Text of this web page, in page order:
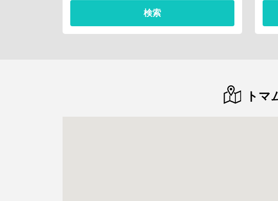
検索
ト